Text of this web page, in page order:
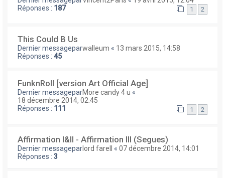
Réponses : 187 1 2
This Could B Us
Dernier messageparwalleum « 13 mars 2015, 14:58
Réponses : 45
FunknRoll [version Art Official Age]
Dernier messageparMore candy 4 u «
18 décembre 2014, 02:45
Réponses : 111 1 2
Affirmation I&II - Affirmation III (Segues)
Dernier messageparlord farell « 07 décembre 2014, 14:01
Réponses : 3